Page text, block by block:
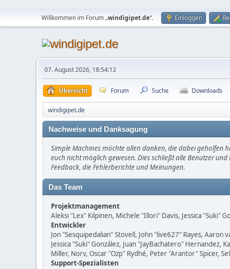
Willkommen im Forum „windigipet.de“. Einloggen
07. August 2026, 18:54:12
Übersicht Forum Suche Downloads
windigipet.de
Nachweise und Danksagung
Simple Machines möchte allen danken, die dabei geholfen
euch nicht möglich gewesen. Dies schließt alle Benutzer
Feedback, die Fehlerberichte und Meinungen.
Das Team
Projektmanagement
Aleksi "Lex" Kilpinen, Michele "Illori" Davis, Jessica "Suki"
Entwickler
Jon "Sesquipedalian" Stovell, John "live627" Rayes,
Jessica "Suki" González, Juan "JayBachatero"
Miller, Norv, Oscar "Ozp" Rydhé, Peter "Arantor" Spicer,
Support-Spezialisten